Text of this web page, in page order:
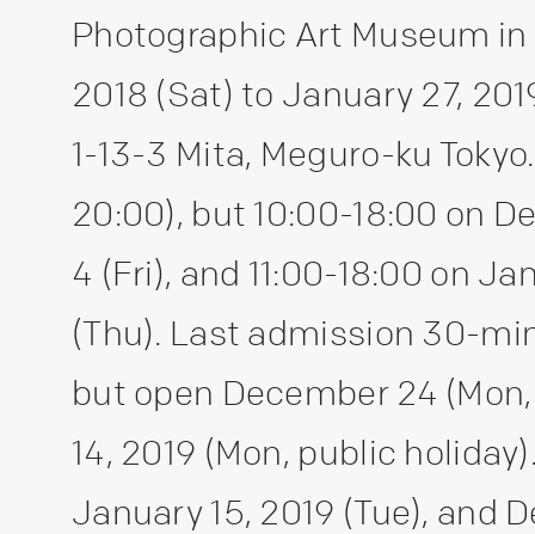
Photographic Art Museum
2018 (Sat) to January 27,
1-13-3 Mita, Meguro-ku
20:00), but 10:00-18:00 on
4 (Fri), and 11:00-18:00 on
(Thu). Last admission 30-
but open December 24
14, 2019 (Mon, public
January 15, 2019 (Tue), and